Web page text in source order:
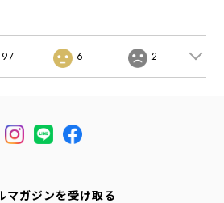
6 2
マガジンを受け取る